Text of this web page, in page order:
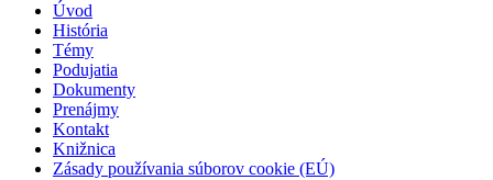
Úvod
História
Témy
Podujatia
Dokumenty
Prenájmy
Kontakt
Knižnica
Zásady používania súborov cookie (EÚ)